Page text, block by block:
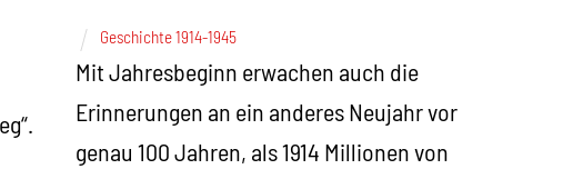
Geschichte 1914-1945
Mit Jahresbeginn erwachen auch die
Erinnerungen an ein anderes Neujahr vor
genau 100 Jahren, als 1914 Millionen von